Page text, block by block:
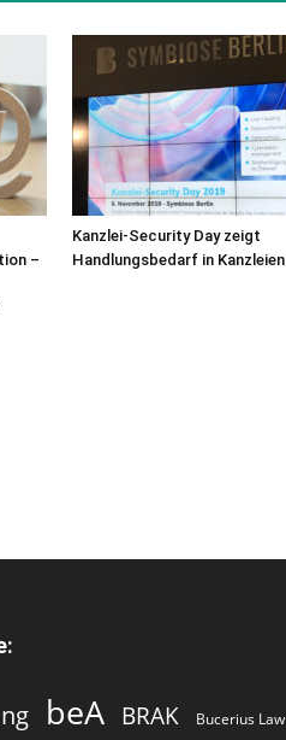
–
Kanzlei-Security Day zeigt
Handlungsbedarf in
beA BRAK Bucerius